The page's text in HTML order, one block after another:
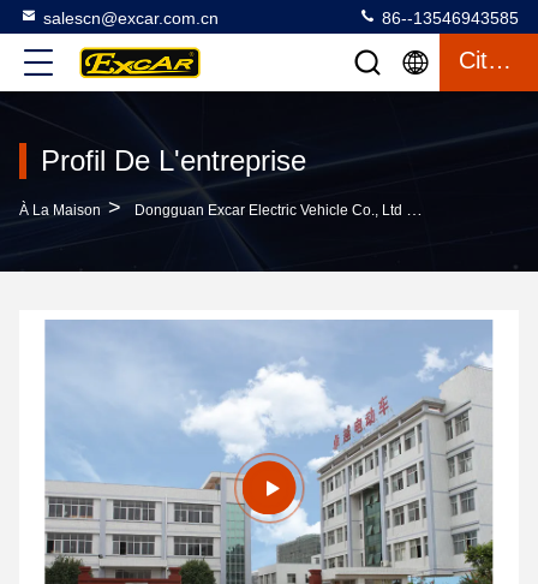
salescn@excar.com.cn 86--13546943585
Citation
Profil De L'entreprise
À La Maison > Dongguan Excar Electric Vehicle Co., Ltd Profil De L'entreprise